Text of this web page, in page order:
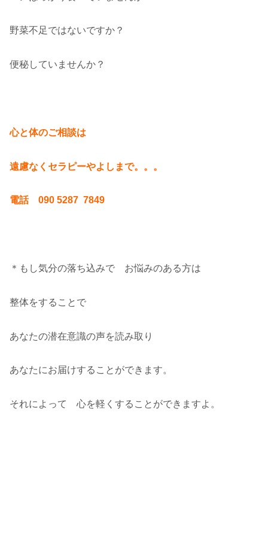
野菜不足ではないですか？
便秘していませんか？
心と体のご相談は
遠慮なくセラピーやよしまで。。。
電話 090 5287 7849
＊もし気分の落ち込みで お悩みのある方は
整体をすることで
あなたの潜在意識の声を読み取り
あなたにお届けすることができます。
それによって 心を軽くすることができますよ。